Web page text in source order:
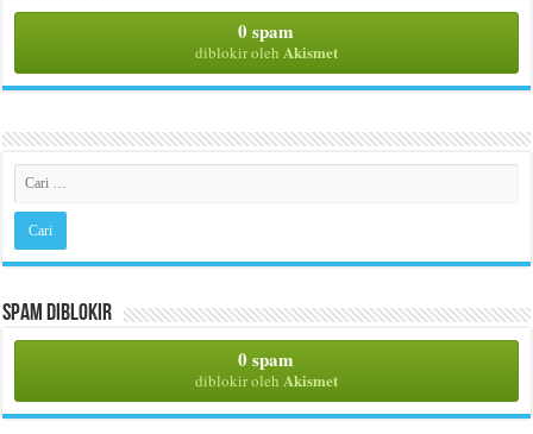
0 spam
diblokir oleh Akismet
Spam Diblokir
0 spam
diblokir oleh Akismet